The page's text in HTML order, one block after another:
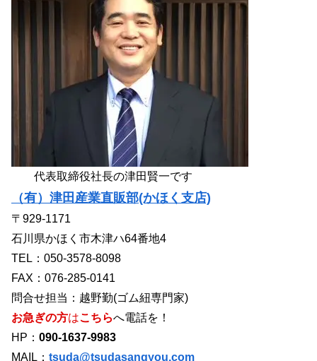
代表取締役社長の津田賢一です
（有）津田産業直販部(かほく支店)
〒929-1171
石川県かほく市木津ハ64番地4
TEL：050-3578-8098
FAX：076-285-0141
問合せ担当：越野勤(ゴム紐専門家)
お急ぎの方はこちらへ電話を！
HP： 090-1637-9983
MAIL： tsuda@tsudasangyou.com